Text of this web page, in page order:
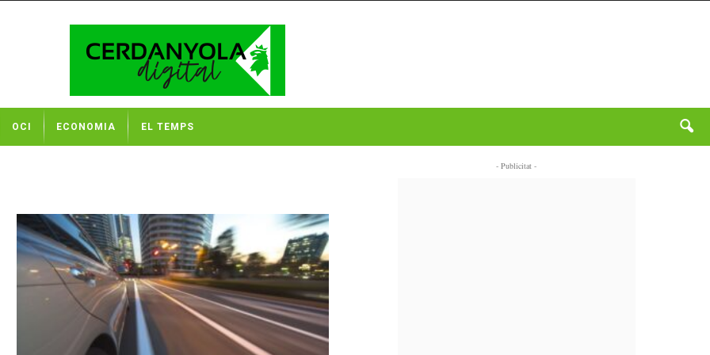
OCI ECONOMIA EL TEMPS
- Publicitat -